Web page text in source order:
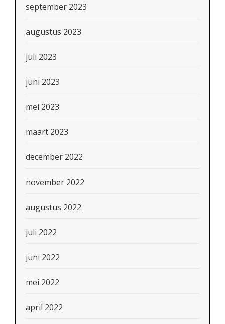
september 2023
augustus 2023
juli 2023
juni 2023
mei 2023
maart 2023
december 2022
november 2022
augustus 2022
juli 2022
juni 2022
mei 2022
april 2022